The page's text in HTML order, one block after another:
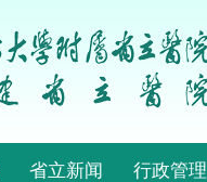
省立新闻 行政管理